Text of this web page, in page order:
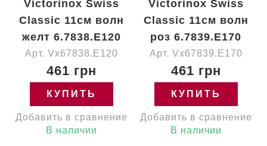
Victorinox Swiss
Classic 11см волн
желт 6.7838.E120
Арт. Vx67838.E120
461 грн
КУПИТЬ
Добавить в сравнение
В наличии
Victorinox Swiss
Classic 11см волн
роз 6.7839.E170
Арт. Vx67839.E170
461 грн
КУПИТЬ
Добавить в сравнение
В наличии